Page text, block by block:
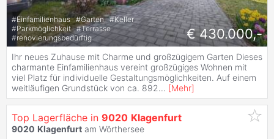
#Einfamilienhaus #Garten #Keller
#Parkmöglichkeit #Terrasse
#renovierungsbedürftig € 430.000,-
Ihr neues Zuhause mit Charme und großzügigem Garten Dieses
charmante Einfamilienhaus vereint großzügiges Wohnen mit
viel Platz für individuelle Gestaltungsmöglichkeiten. Auf einem
weitläufigen Grundstück von ca. 892... [Mehr]
Top Lagerfläche in 9020 Klagenfurt
9020 Klagenfurt am Wörthersee